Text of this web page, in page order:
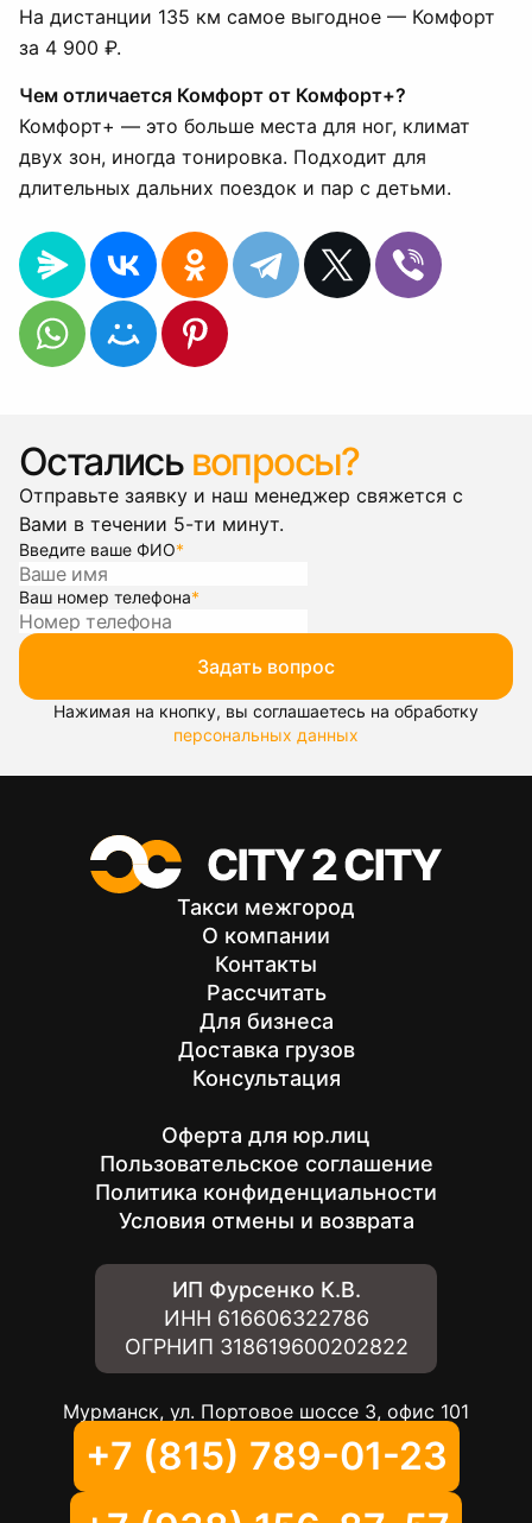
На дистанции 135 км самое выгодное — Комфорт
за 4 900 ₽.
Чем отличается Комфорт от Комфорт+?
Комфорт+ — это больше места для ног, климат
двух зон, иногда тонировка. Подходит для
длительных дальних поездок и пар с детьми.
Остались вопросы?
Отправьте заявку и наш менеджер свяжется с
Вами в течении 5-ти минут.
Введите ваше ФИО*
Ваш номер телефона*
Задать вопрос
Нажимая на кнопку, вы соглашаетесь на обработку
персональных данных
Такси межгород
О компании
Контакты
Рассчитать
Для бизнеса
Доставка грузов
Консультация
Оферта для юр.лиц
Пользовательское соглашение
Политика конфиденциальности
Условия отмены и возврата
ИП Фурсенко К.В.
ИНН 616606322786
ОГРНИП 318619600202822
Мурманск, ул. Портовое шоссе 3, офис 101
+7 (815) 789-01-23